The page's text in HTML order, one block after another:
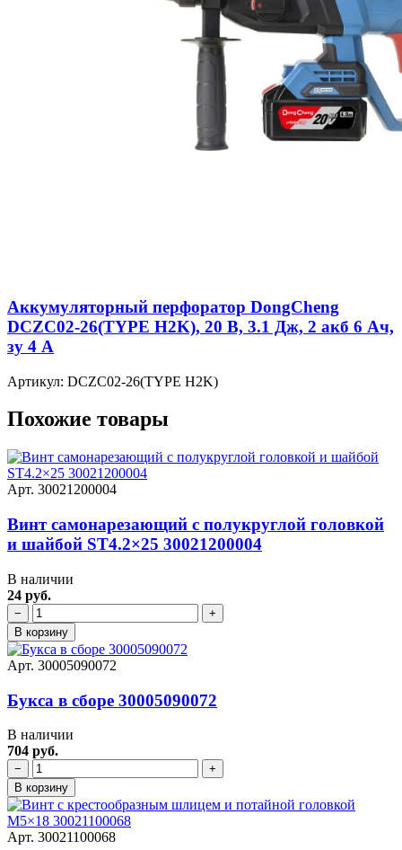
Аккумуляторный перфоратор DongCheng
DCZC02-26(TYPE H2K), 20 В, 3.1 Дж, 2 акб 6 Ач,
зу 4 А
Артикул: DCZC02-26(TYPE H2K)
Похожие товары
Арт. 30021200004
Винт самонарезающий с полукруглой головкой
и шайбой ST4.2×25 30021200004
В наличии
24 руб.
−
+
В корзину
Арт. 30005090072
Букса в сборе 30005090072
В наличии
704 руб.
−
+
В корзину
Арт. 30021100068